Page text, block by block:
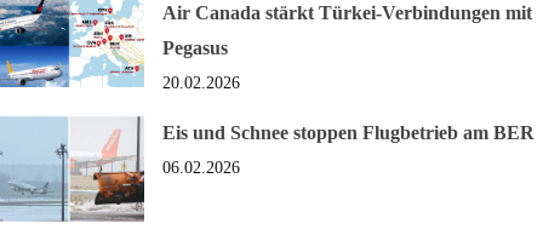
Air Canada stärkt Türkei-Verbindungen mit
Pegasus
20.02.2026
Eis und Schnee stoppen Flugbetrieb am BER
06.02.2026